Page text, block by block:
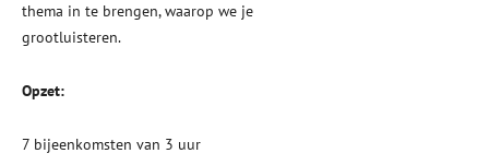
thema in te brengen, waarop we je
grootluisteren.
Opzet:
7 bijeenkomsten van 3 uur